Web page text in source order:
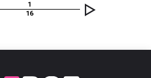
1
16